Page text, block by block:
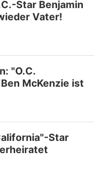
Star Benjamin
Vater!
"O.C.
McKenzie ist
Star